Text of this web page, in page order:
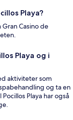
Playa?
Casino de
Playa og i
aktiviteter som
og ta en
Playa har også